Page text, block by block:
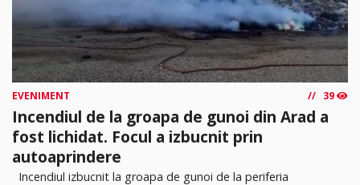
EVENIMENT 39
Incendiul de la groapa de gunoi din Arad a
fost lichidat. Focul a izbucnit prin
autoaprindere
Incendiul izbucnit la groapa de gunoi de la periferia